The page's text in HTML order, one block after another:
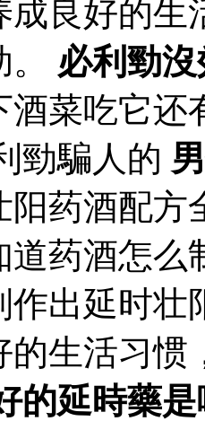
成良好的
必利勁
酒菜吃它
勁騙人的
阳药酒配方
道药酒怎
作出延时
的生活习惯
的延時藥